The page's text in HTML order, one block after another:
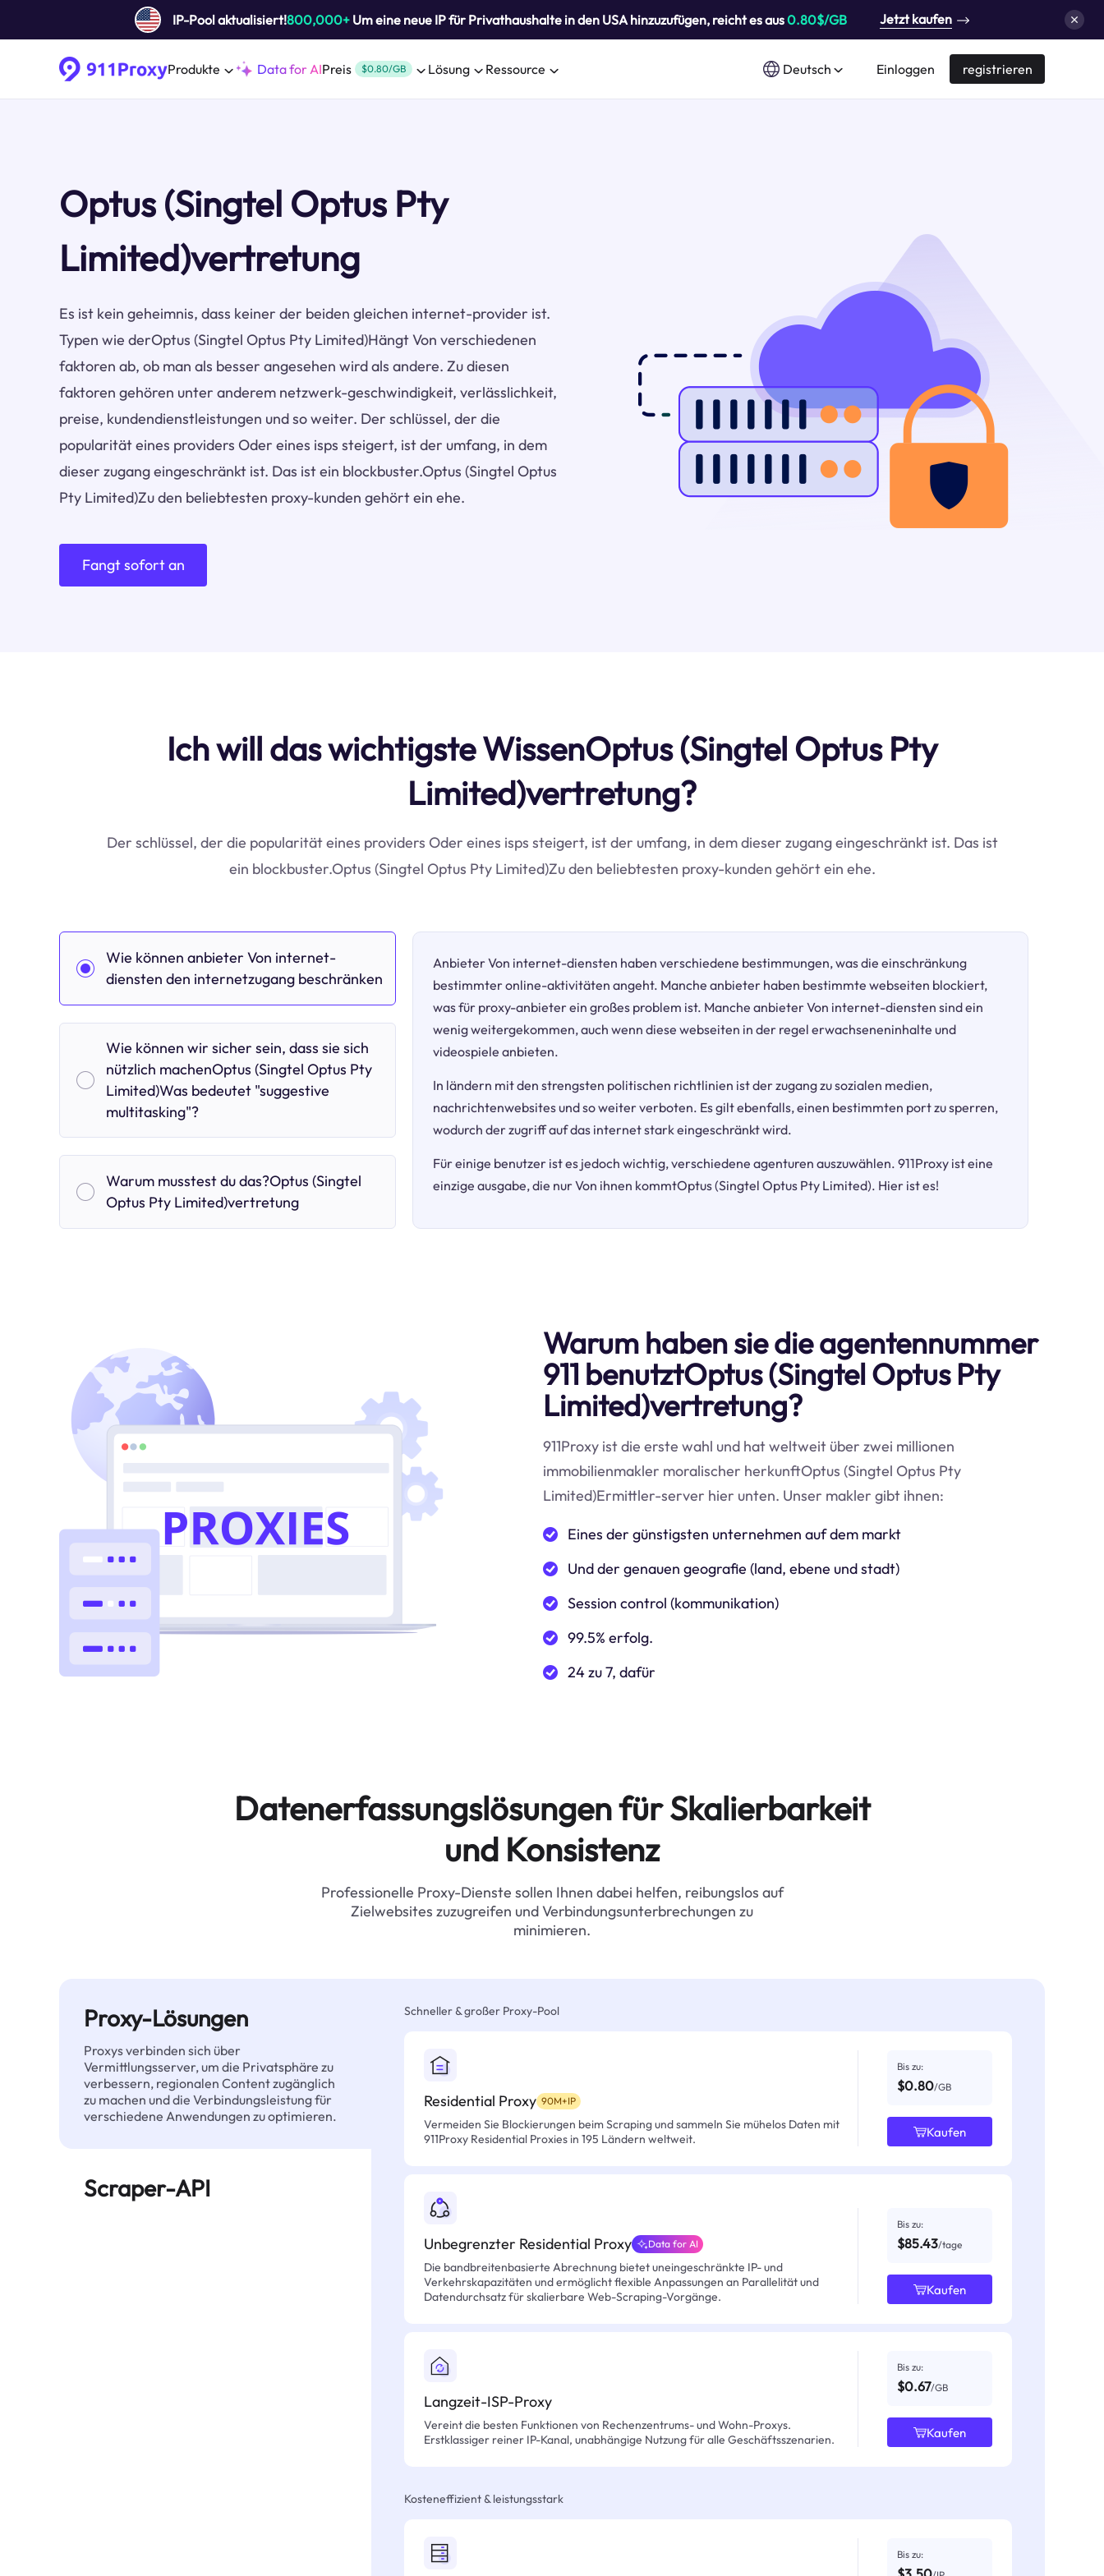
IP-Pool aktualisiert!800,000+Um eine neue IP für Privathaushalte in den USA hinzuzufügen, reicht es aus0.80$/GB Jetzt kaufen
Produkte Data for AIPreis $0.80/GB Lösung Ressource Deutsch Einloggen registrieren
Optus (Singtel Optus Pty
Limited)vertretung
Es ist kein geheimnis, dass keiner der beiden gleichen internet-provider ist.
Typen wie derOptus (Singtel Optus Pty Limited)Hängt Von verschiedenen
faktoren ab, ob man als besser angesehen wird als andere. Zu diesen
faktoren gehören unter anderem netzwerk-geschwindigkeit, verlässlichkeit,
preise, kundendienstleistungen und so weiter. Der schlüssel, der die
popularität eines providers Oder eines isps steigert, ist der umfang, in dem
dieser zugang eingeschränkt ist. Das ist ein blockbuster.Optus (Singtel Optus
Pty Limited)Zu den beliebtesten proxy-kunden gehört ein ehe.
Fangt sofort an
Ich will das wichtigste WissenOptus (Singtel Optus Pty
Limited)vertretung?
Der schlüssel, der die popularität eines providers Oder eines isps steigert, ist der umfang, in dem dieser zugang eingeschränkt ist. Das ist
ein blockbuster.Optus (Singtel Optus Pty Limited)Zu den beliebtesten proxy-kunden gehört ein ehe.
Wie können anbieter Von internet-
diensten den internetzugang beschränken
Wie können wir sicher sein, dass sie sich
nützlich machenOptus (Singtel Optus Pty
Limited)Was bedeutet "suggestive
multitasking"?
Warum musstest du das?Optus (Singtel
Optus Pty Limited)vertretung
Anbieter Von internet-diensten haben verschiedene bestimmungen, was die einschränkung
bestimmter online-aktivitäten angeht. Manche anbieter haben bestimmte webseiten blockiert,
was für proxy-anbieter ein großes problem ist. Manche anbieter Von internet-diensten sind ein
wenig weitergekommen, auch wenn diese webseiten in der regel erwachseneninhalte und
videospiele anbieten.
In ländern mit den strengsten politischen richtlinien ist der zugang zu sozialen medien,
nachrichtenwebsites und so weiter verboten. Es gilt ebenfalls, einen bestimmten port zu sperren,
wodurch der zugriff auf das internet stark eingeschränkt wird.
Für einige benutzer ist es jedoch wichtig, verschiedene agenturen auszuwählen. 911Proxy ist eine
einzige ausgabe, die nur Von ihnen kommtOptus (Singtel Optus Pty Limited). Hier ist es!
Warum haben sie die agentennummer
911 benutztOptus (Singtel Optus Pty
Limited)vertretung?
911Proxy ist die erste wahl und hat weltweit über zwei millionen
immobilienmakler moralischer herkunftOptus (Singtel Optus Pty
Limited)Ermittler-server hier unten. Unser makler gibt ihnen:
Eines der günstigsten unternehmen auf dem markt
Und der genauen geografie (land, ebene und stadt)
Session control (kommunikation)
99.5% erfolg.
24 zu 7, dafür
Datenerfassungslösungen für Skalierbarkeit
und Konsistenz
Professionelle Proxy-Dienste sollen Ihnen dabei helfen, reibungslos auf
Zielwebsites zuzugreifen und Verbindungsunterbrechungen zu
minimieren.
Proxy-Lösungen
Proxys verbinden sich über
Vermittlungsserver, um die Privatsphäre zu
verbessern, regionalen Content zugänglich
zu machen und die Verbindungsleistung für
verschiedene Anwendungen zu optimieren.
Scraper-API
Schneller & großer Proxy-Pool
Residential Proxy 90M+IP
Vermeiden Sie Blockierungen beim Scraping und sammeln Sie mühelos Daten mit
911Proxy Residential Proxies in 195 Ländern weltweit.
Bis zu:
$0.80/GB
Kaufen
Unbegrenzter Residential Proxy Data for AI
Die bandbreitenbasierte Abrechnung bietet uneingeschränkte IP- und
Verkehrskapazitäten und ermöglicht flexible Anpassungen an Parallelität und
Datendurchsatz für skalierbare Web-Scraping-Vorgänge.
Bis zu:
$85.43/tage
Kaufen
Langzeit-ISP-Proxy
Vereint die besten Funktionen von Rechenzentrums- und Wohn-Proxys.
Erstklassiger reiner IP-Kanal, unabhängige Nutzung für alle Geschäftsszenarien.
Bis zu:
$0.67/GB
Kaufen
Kosteneffizient & leistungsstark
Bis zu: